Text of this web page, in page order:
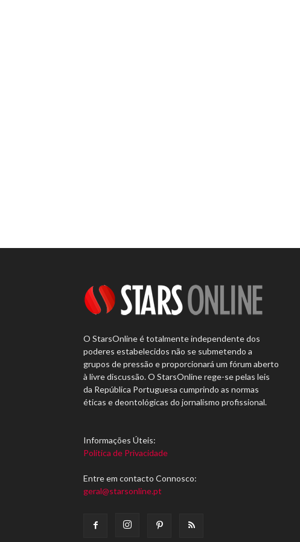
O StarsOnline é totalmente independente dos
poderes estabelecidos não se submetendo a
grupos de pressão e proporcionará um fórum aberto
à livre discussão. O StarsOnline rege-se pelas leis
da República Portuguesa cumprindo as normas
éticas e deontológicas do jornalismo profissional.
Informações Úteis:
Política de Privacidade
Entre em contacto Connosco:
geral@starsonline.pt